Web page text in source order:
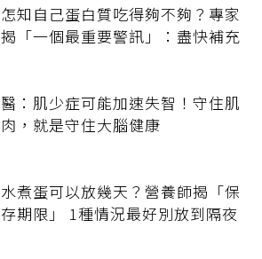
怎知自己蛋白質吃得夠不夠？專家
揭「一個最重要警訊」：盡快補充
醫：肌少症可能加速失智！守住肌
肉，就是守住大腦健康
水煮蛋可以放幾天？營養師揭「保
存期限」 1種情況最好別放到隔夜